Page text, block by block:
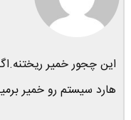
این چجور خمیر
هارد سیستم رو خمیر